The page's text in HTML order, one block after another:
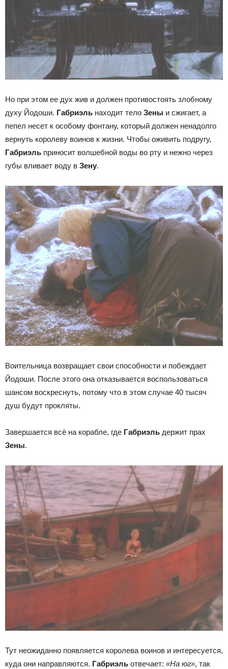
Но при этом ее дух жив и должен противостоять злобному
духу Йодоши. Габриэль находит тело Зены и сжигает, а
пепел несет к особому фонтану, который должен ненадолго
вернуть королеву воинов к жизни. Чтобы оживить подругу,
Габриэль приносит волшебной воды во рту и нежно через
губы вливает воду в Зену.
Воительница возвращает свои способности и побеждает
Йодоши. После этого она отказывается воспользоваться
шансом воскреснуть, потому что в этом случае 40 тысяч
душ будут прокляты.
Завершается всё на корабле, где Габриэль держит прах
Зены.
Тут неожиданно появляется королева воинов и интересуется,
куда они направляются. Габриэль отвечает: «На юг», так